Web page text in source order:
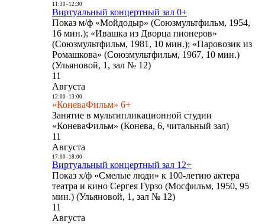
11:30- 12:30
Виртуальный концертный зал 0+
Показ м/ф «Мойдодыр» (Союзмультфильм, 1954,
16 мин.); «Ивашка из Дворца пионеров»
(Союзмультфильм, 1981, 10 мин.); «Паровозик из
Ромашкова» (Союзмультфильм, 1967, 10 мин.)
(Ульяновой, 1, зал № 12)
11
Августа
12:00- 13:00
«КоневаФильм» 6+
Занятие в мультипликационной студии
«КоневаФильм» (Конева, 6, читальный зал)
11
Августа
17:00- 18:00
Виртуальный концертный зал 12+
Показ х/ф «Смелые люди» к 100-летию актера
театра и кино Сергея Гурзо (Мосфильм, 1950, 95
мин.) (Ульяновой, 1, зал № 12)
11
Августа